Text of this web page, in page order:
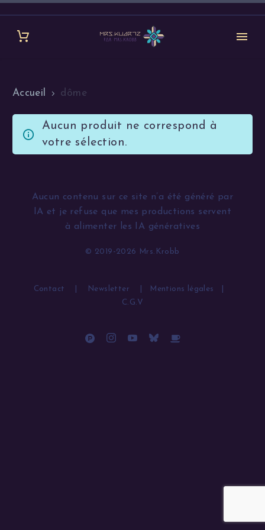
Accueil dôme
Aucun produit ne correspond à
votre sélection.
Aucun contenu sur ce site n’a été généré par
IA et je refuse que mes productions servent
à alimenter les IA génératives
© 2019-2026 Mrs.Krobb
Contact Newsletter Mentions légales
C.G.V